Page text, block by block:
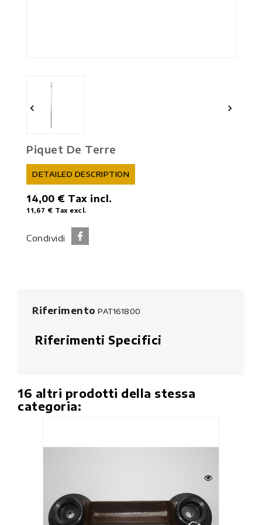
 
Piquet De Terre
DETAILED DESCRIPTION
14,00 € Tax incl.
11,67 € Tax excl.
Condividi
Riferimento PAT161800
Riferimenti Specifici
16 altri prodotti della stessa
categoria: